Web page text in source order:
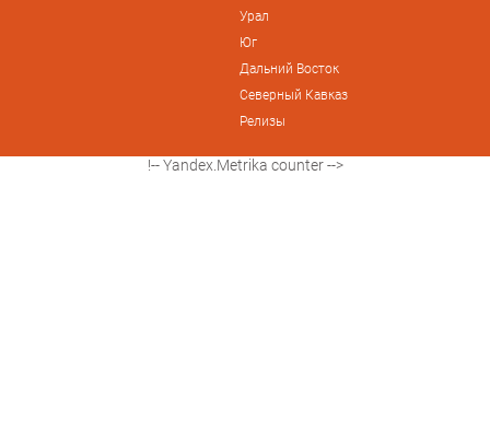
Урал
Юг
Дальний Восток
Северный Кавказ
Релизы
!-- Yandex.Metrika counter -->